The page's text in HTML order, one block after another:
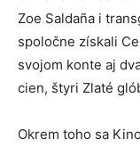
Zoe Saldaña i
spoločne získali
svojom konte aj
cien, štyri Zlaté
Okrem toho sa